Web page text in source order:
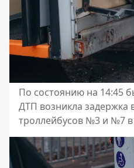
По состоянию на 14:45
ДТП возникла задержка
троллейбусов №3 и №7